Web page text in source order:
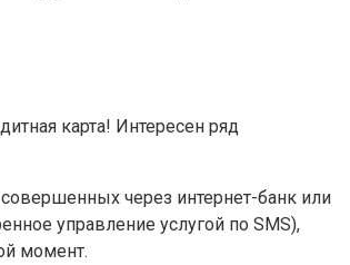
карта! Интересен ряд
через интернет-банк или
управление услугой по SMS),
момент.